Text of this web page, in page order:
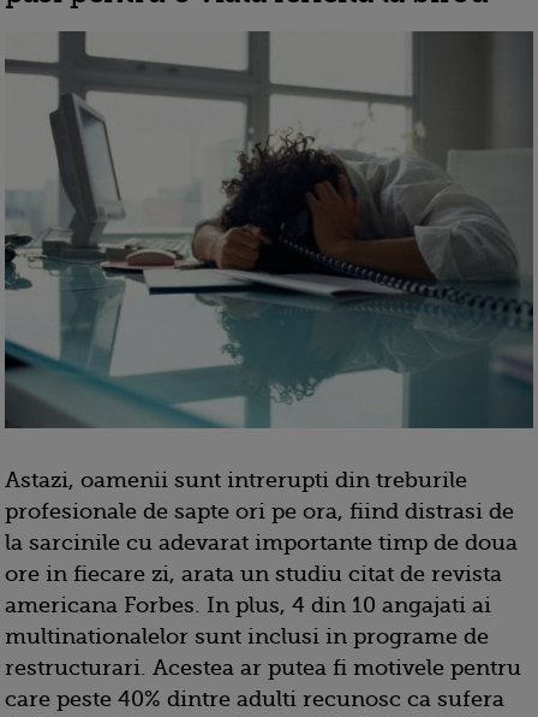
Astazi, oamenii sunt intrerupti din treburile
profesionale de sapte ori pe ora, fiind distrasi de
la sarcinile cu adevarat importante timp de doua
ore in fiecare zi, arata un studiu citat de revista
americana Forbes. In plus, 4 din 10 angajati ai
multinationalelor sunt inclusi in programe de
restructurari. Acestea ar putea fi motivele pentru
care peste 40% dintre adulti recunosc ca sufera